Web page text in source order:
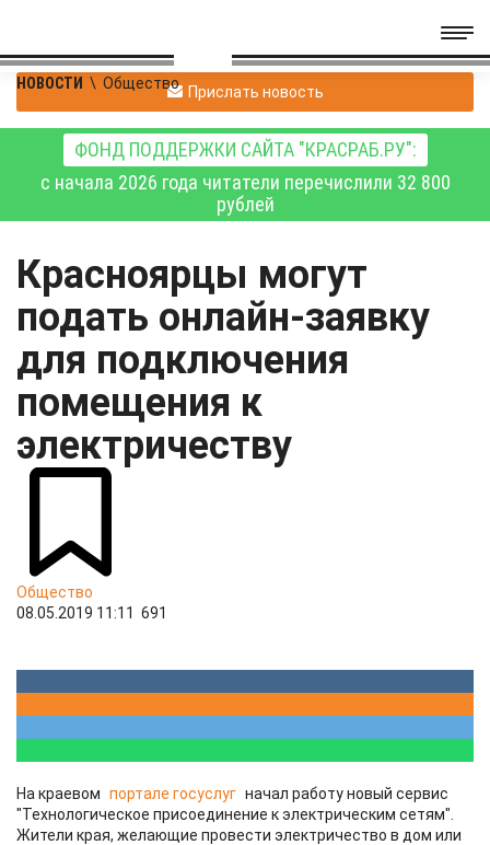
НОВОСТИ \ Общество Прислать новость
ФОНД ПОДДЕРЖКИ САЙТА "КРАСРАБ.РУ":
с начала 2026 года читатели перечислили 32 800
рублей
Красноярцы могут
подать онлайн-заявку
для подключения
помещения к
электричеству
Общество
08.05.2019 11:11 691
На краевом портале госуслуг начал работу новый сервис
"Технологическое присоединение к электрическим сетям".
Жители края, желающие провести электричество в дом или